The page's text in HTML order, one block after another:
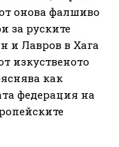
онова фалшиво
за руските
и Лавров в Хага
изкуственото
как
федерация на